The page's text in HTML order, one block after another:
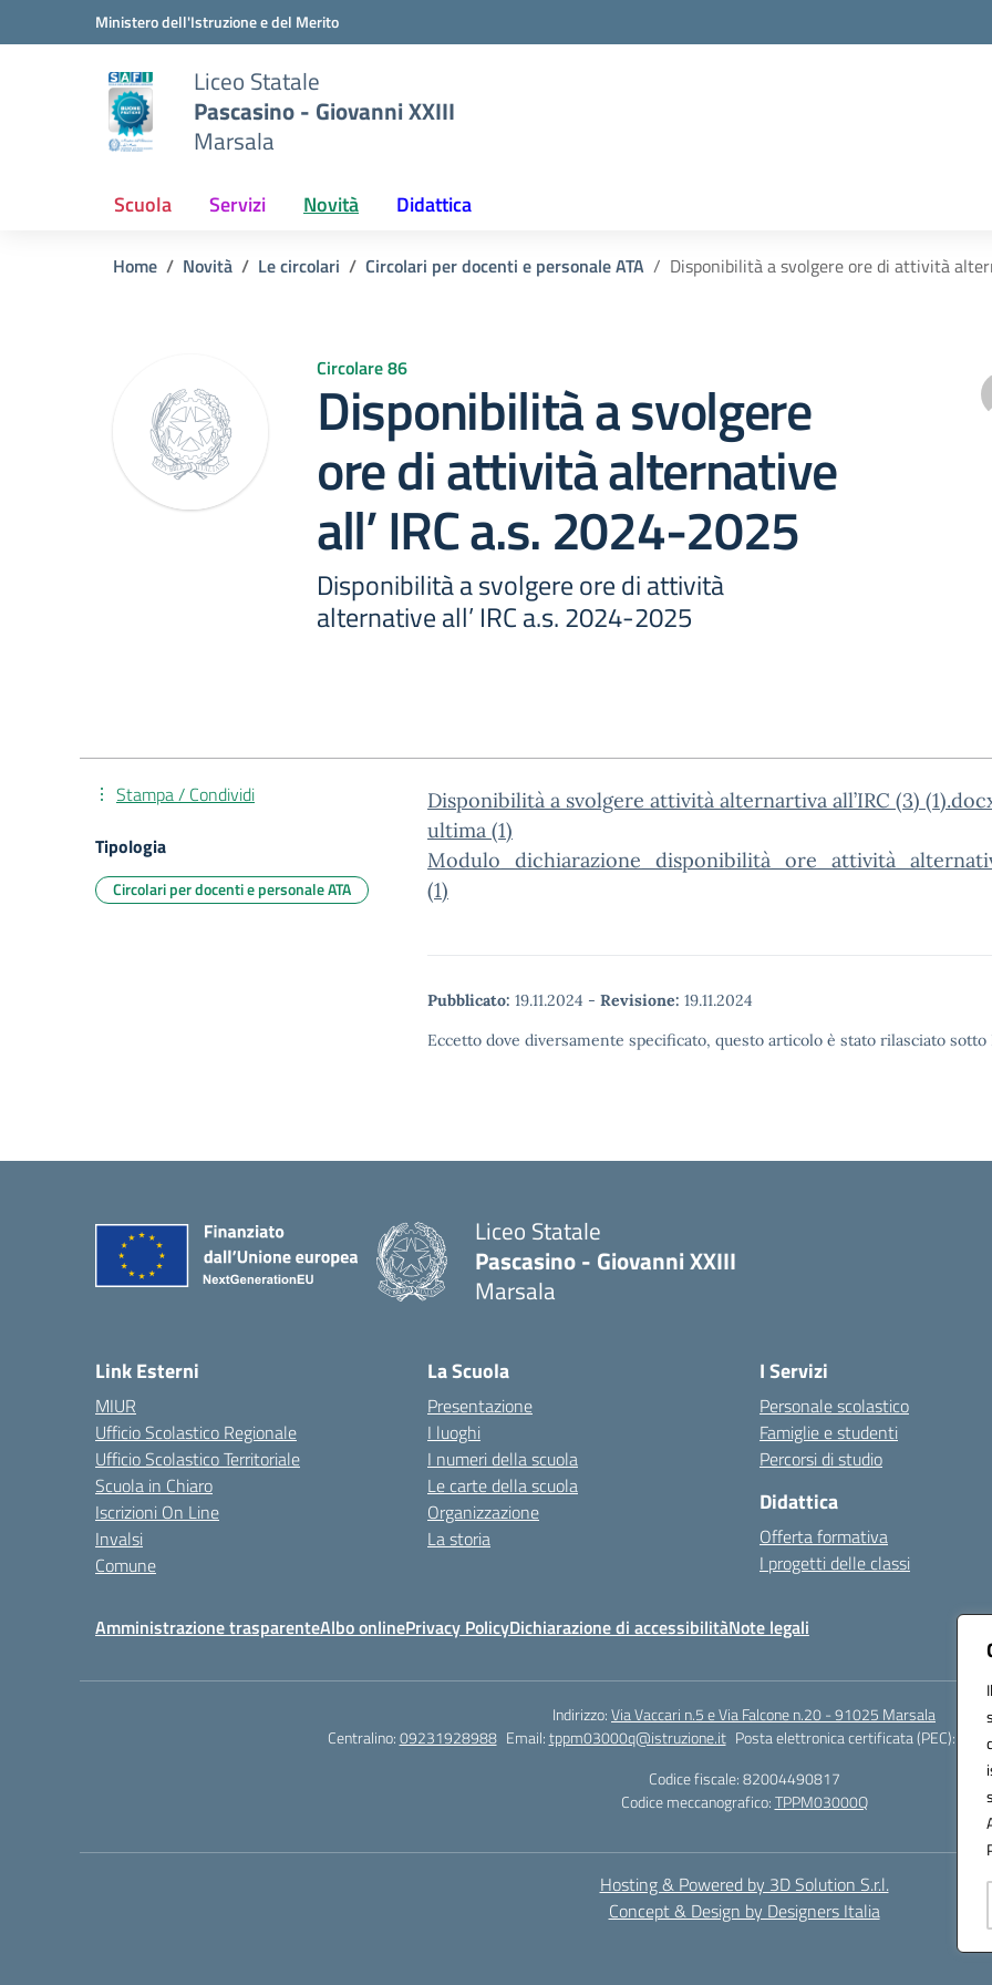
Vai ai contenuti
Vai al menu di navigazioneMinistero dell'Istruzione e del Merito
Liceo Statale
Pascasino - Giovanni XXIII
Marsala
Scuola Servizi Novità Didattica
Home Novità Le circolari Circolari per docenti e personale ATA Disponibilità a svolgere ore di attività
Circolare 86
Disponibilità a svolgere
ore di attività alternative
all’ IRC a.s. 2024-2025
Disponibilità a svolgere ore di attività
alternative all’ IRC a.s. 2024-2025
Disponibilità a svolgere attività alternartiva all’IRC (3)
ultima (1)
(1)
Pubblicato: 19.11.2024 - Revisione: 19.11.2024
Eccetto dove diversamente specificato, questo articolo è stato rilasciato
Stampa / Condividi
Tipologia
Circolari per docenti e personale ATA
Liceo Statale
Pascasino - Giovanni XXIII
Marsala
Link Esterni
MIUR
Ufficio Scolastico Regionale
Ufficio Scolastico Territoriale
Scuola in Chiaro
Iscrizioni On Line
Invalsi
Comune
La Scuola
Presentazione
I luoghi
I numeri della scuola
Le carte della scuola
Organizzazione
La storia
I Servizi
Personale scolastico
Famiglie e studenti
Percorsi di studio
Didattica
Offerta formativa
I progetti delle classi
Amministrazione trasparenteAlbo onlinePrivacy PolicyDichiarazione di accessibilitàNote legali
Indirizzo:Via Vaccari n.5 e Via Falcone n.20 - 91025 Marsala
Centralino:09231928988 Email:tppm03000q@istruzione.it Posta elettronica certificata (PEC):
Codice fiscale: 82004490817
Codice meccanografico:TPPM03000Q
Hosting & Powered by 3D Solution S.r.l.
Concept & Design by Designers Italia